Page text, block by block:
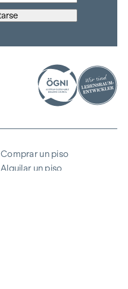
Comprar un piso
Alquilar un piso